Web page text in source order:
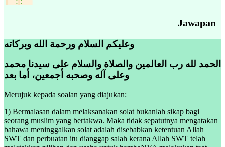
Jawapan
وعليكم السلام ورحمة الله وبركاته
الحمد لله رب العالمين والصلاة والسلام على سيدنا محمد
وعلى آله وصحبه أجمعين، أما بعد
Merujuk kepada soalan yang diajukan:
1) Bermalasan dalam melaksanakan solat bukanlah sikap bagi
seorang muslim yang bertakwa. Maka tidak sepatutnya mengatakan
bahawa meninggalkan solat adalah disebabkan ketentuan Allah
SWT dan perbuatan itu dianggap salah kerana Allah SWT telah